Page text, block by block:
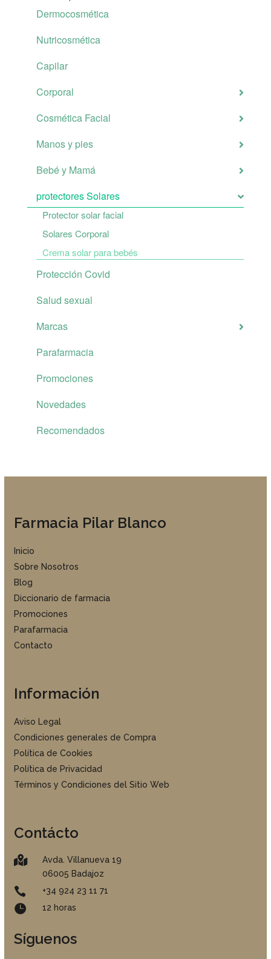
Dermocosmética
Nutricosmética
Capilar
Corporal
Cosmética Facial
Manos y pies
Bebé y Mamá
protectores Solares
Protector solar facial
Solares Corporal
Crema solar para bebés
Protección Covid
Salud sexual
Marcas
Parafarmacia
Promociones
Novedades
Recomendados
Farmacia Pilar Blanco
Inicio
Sobre Nosotros
Blog
Diccionario de farmacia
Promociones
Parafarmacia
Contacto
Información
Aviso Legal
Condiciones generales de Compra
Política de Cookies
Política de Privacidad
Términos y Condiciones del Sitio Web
Contácto

Avda. Villanueva 19
06005 Badajoz
 +34 924 23 11 71
 12 horas
Síguenos